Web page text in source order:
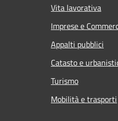
Vita lavorativa
Imprese e
Appalti pubblici
Catasto e
Turismo
Mobilità e trasporti